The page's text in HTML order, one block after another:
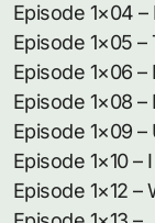
Episode 1×04 –
Episode 1×05 –
Episode 1×06 –
Episode 1×08 –
Episode 1×09 –
Episode 1×10 –
Episode 1×12 –